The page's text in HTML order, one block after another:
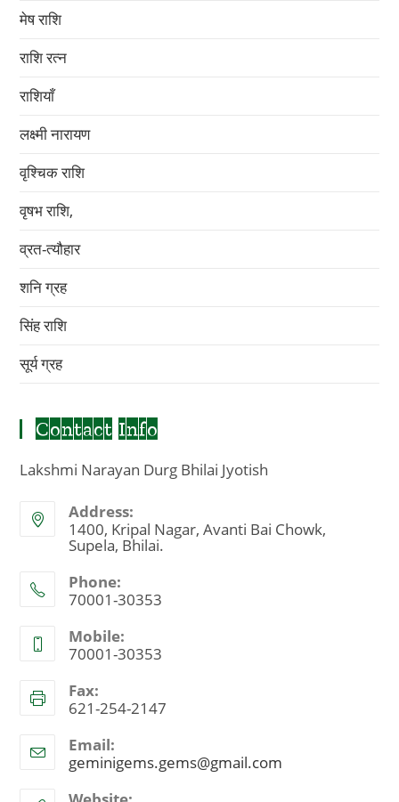
मेष राशि
राशि रत्न
राशियाँ
लक्ष्मी नारायण
वृश्चिक राशि
वृषभ राशि,
व्रत-त्यौहार
शनि ग्रह
सिंह राशि
सूर्य ग्रह
Contact Info
Lakshmi Narayan Durg Bhilai Jyotish
Address:
1400, Kripal Nagar, Avanti Bai Chowk,
Supela, Bhilai.
Phone:
70001-30353
Mobile:
70001-30353
Fax:
621-254-2147
Email:
geminigems.gems@gmail.com